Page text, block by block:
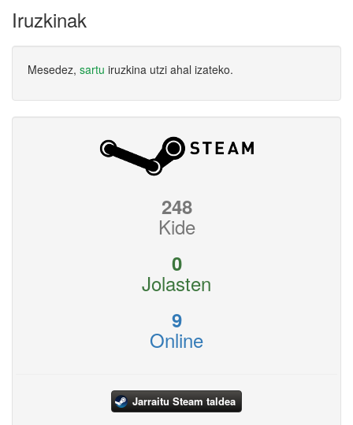
Iruzkinak
Mesedez, sartu iruzkina utzi ahal izateko.
248
Kide
0
Jolasten
9
Online
Jarraitu Steam taldea